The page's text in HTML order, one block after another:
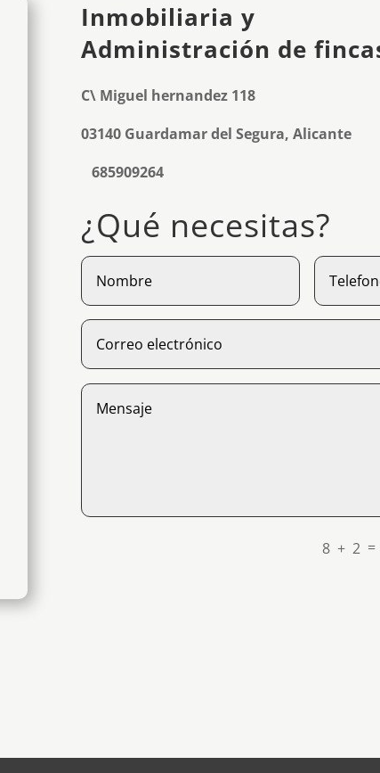
Inmobiliaria y
Administración de
C\ Miguel hernandez 118
03140 Guardamar del Segura, Alicante
685909264
¿Qué necesitas?
8 + 2 =